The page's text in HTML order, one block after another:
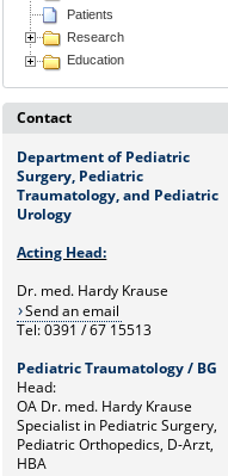
Patients
Research
Education
Contact
Department of Pediatric
Surgery, Pediatric
Traumatology, and Pediatric
Urology
Acting Head:
Dr. med. Hardy Krause
Send an email
Tel: 0391 / 67 15513
Pediatric Traumatology / BG
Head:
OA Dr. med. Hardy Krause
Specialist in Pediatric Surgery,
Pediatric Orthopedics, D-Arzt,
HBA